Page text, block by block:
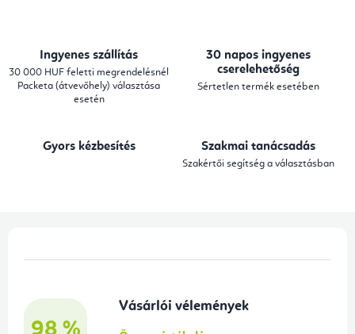
s
y
e
Ingyenes szállítás
30 000 HUF feletti megrendelésnél
Packeta (átvevőhely) választása
esetén
30 napos ingyenes
cserelehetőség
Sértetlen termék esetében
Gyors kézbesítés Szakmai tanácsadás
Szakértői segítség a választásban
Vásárlói vélemények